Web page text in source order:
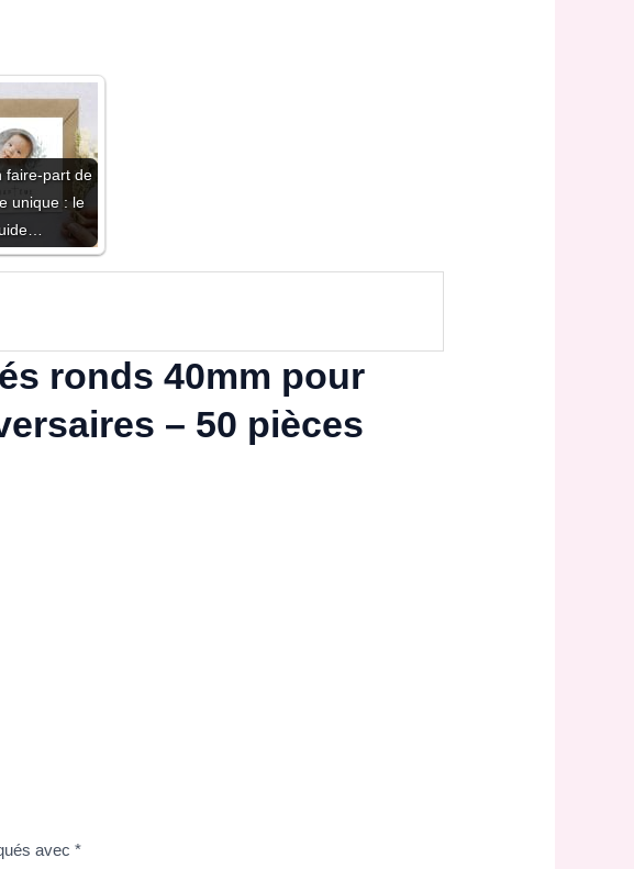
faire-part de
unique : le
ronds 40mm pour
– 50 pièces
avec*